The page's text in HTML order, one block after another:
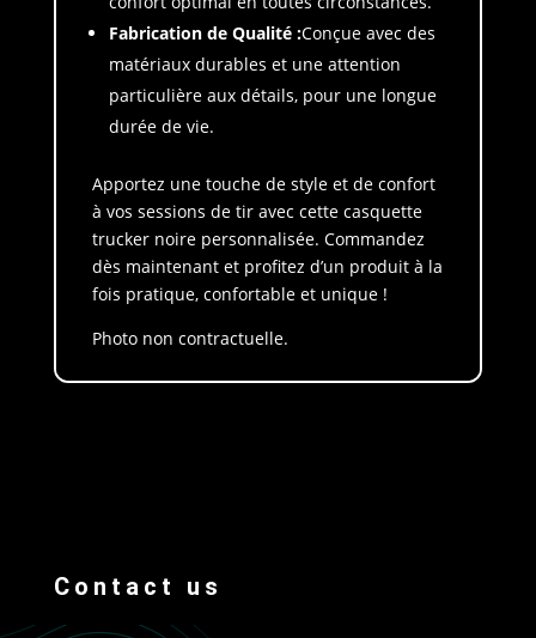
Fabrication de Qualité :Conçue avec des
matériaux durables et une attention
particulière aux détails, pour une longue
durée de vie.
Apportez une touche de style et de confort
à vos sessions de tir avec cette casquette
trucker noire personnalisée. Commandez
dès maintenant et profitez d’un produit à la
fois pratique, confortable et unique !
Photo non contractuelle.
Contact us